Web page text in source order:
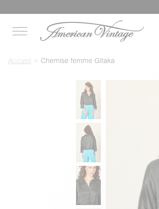
Accueil Chemise femme Gitaka